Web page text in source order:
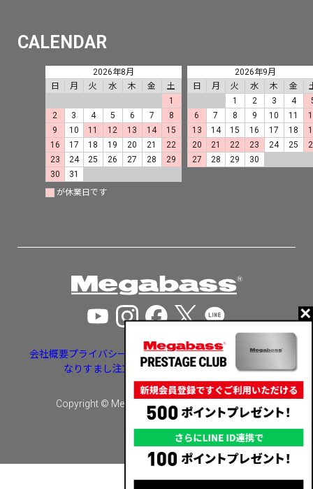
CALENDAR
2026年8月
日
月 火 水 木 金
土
1
2
3 4 5 6 7
8
9
10 11 12 13 14
15
16
17 18 19 20 21
22
23
24 25 26 27 28
29
30
31
2026年9月
日
月 火 水 木 金
1
2 3 4
6
7 8 9 10 11
13
14 15 16 17 18
20
21 22 23 24 25
27
28 29 30
が休業日です
会社概要プライバシーポリシー特定商取引法に基づく表示
なりすまし注文・いたずら注文等への対応
Copyright © Megabass inc. All rights reserved.